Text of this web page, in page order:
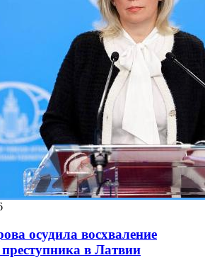
осудила восхваление
преступника в Латвии